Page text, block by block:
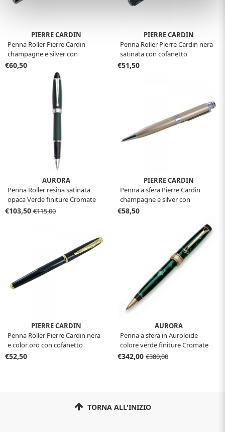
PIERRE CARDIN
Penna Roller Pierre Cardin
champagne e silver con
cofanetto
€60,50
PIERRE CARDIN
Penna Roller Pierre Cardin nera
satinata con cofanetto
€51,50
AURORA
Penna Roller resina satinata
opaca Verde finiture Cromate
Aurora Ipsilon con confezione
€103,50 €115,00
PIERRE CARDIN
Penna a sfera Pierre Cardin
champagne e silver con
cofanetto
€58,50
PIERRE CARDIN
Penna Roller Pierre Cardin nera
e color oro con cofanetto
€52,50
AURORA
Penna a sfera in Auroloide
colore verde finiture Cromate
Aurora Optima con confezione
€342,00 €380,00
TORNA ALL'INIZIO